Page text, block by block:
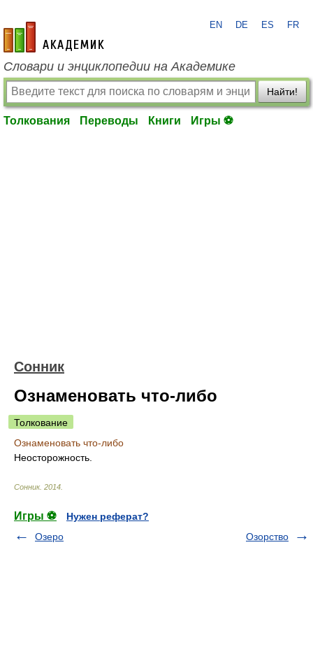
academic.ru
EN DE ES FR
Словари и энциклопедии на Академике
Найти!
Толкования Переводы Книги Игры ⚽
Сонник
Ознаменовать что-либо
Толкование
Ознаменовать что-либо
Неосторожность.
Сонник. 2014
Игры ⚽
Нужен реферат?
Озеро
Озорство